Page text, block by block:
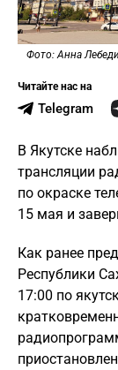
Фото: Анна
Читайте нас на
Telegram
В Якутске
трансляции
по окраске
15 мая и
Как ранее
Республики
17:00 по